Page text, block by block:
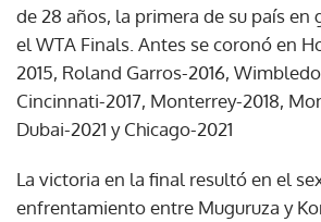
de 28 años, la primera de su país en
el WTA Finals. Antes se coronó en
2015, Roland Garros-2016,
Cincinnati-2017, Monterrey-2018,
Dubai-2021 y Chicago-2021
La victoria en la final resultó en el
enfrentamiento entre Muguruza y